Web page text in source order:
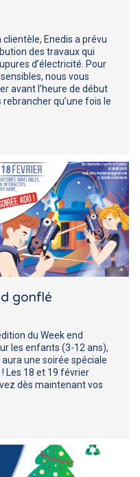
Enedis a prévu
des travaux qui
d’électricité. Pour
nous vous
avant l’heure de début
qu’une fois le
gonflé
du Week end
les enfants (3-12 ans),
une soirée spéciale
Les 18 et 19 février
dès maintenant vos